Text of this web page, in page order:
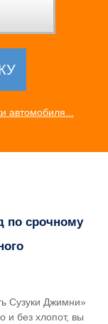
автомобиля...
по срочному
Сузуки Джимни»
и без хлопот, вы